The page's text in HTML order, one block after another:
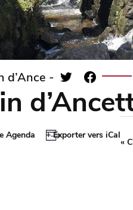
d’Ance -
Agenda + Exporter vers iCal
«